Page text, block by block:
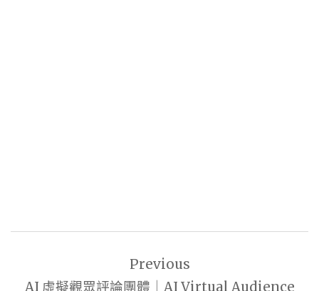
Previous
AI 虛擬觀眾評論團體｜AI Virtual Audience